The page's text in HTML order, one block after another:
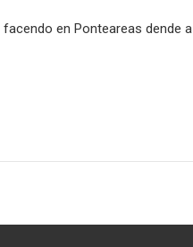
en Ponteareas dende a